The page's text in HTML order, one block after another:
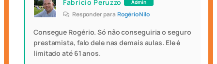
Fabrício Peruzzo Admin
Responder paraRogério Nilo
Consegue Rogério. Só não conseguiria o seguro
prestamista, falo dele nas demais aulas. Ele é
limitado até 61 anos.